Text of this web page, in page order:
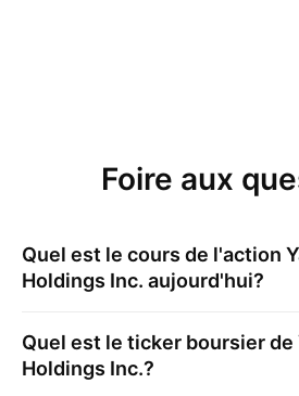
Foire aux
Quel est le cours de l'action
Holdings Inc. aujourd'hui?
Quel est le ticker boursier de
Holdings Inc.?